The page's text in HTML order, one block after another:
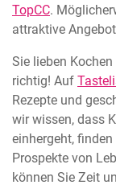
TopCC.
attraktive
Sie lieben
richtig! Auf
Rezepte und
wir wissen, dass
einhergeht,
Prospekte von
können Sie Zeit